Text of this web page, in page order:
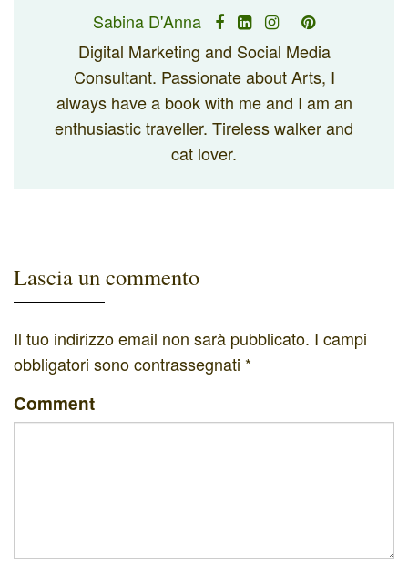
Sabina D'Anna
Digital Marketing and Social Media
Consultant. Passionate about Arts, I
always have a book with me and I am an
enthusiastic traveller. Tireless walker and
cat lover.
Lascia un commento
Il tuo indirizzo email non sarà pubblicato. I campi
obbligatori sono contrassegnati *
Comment